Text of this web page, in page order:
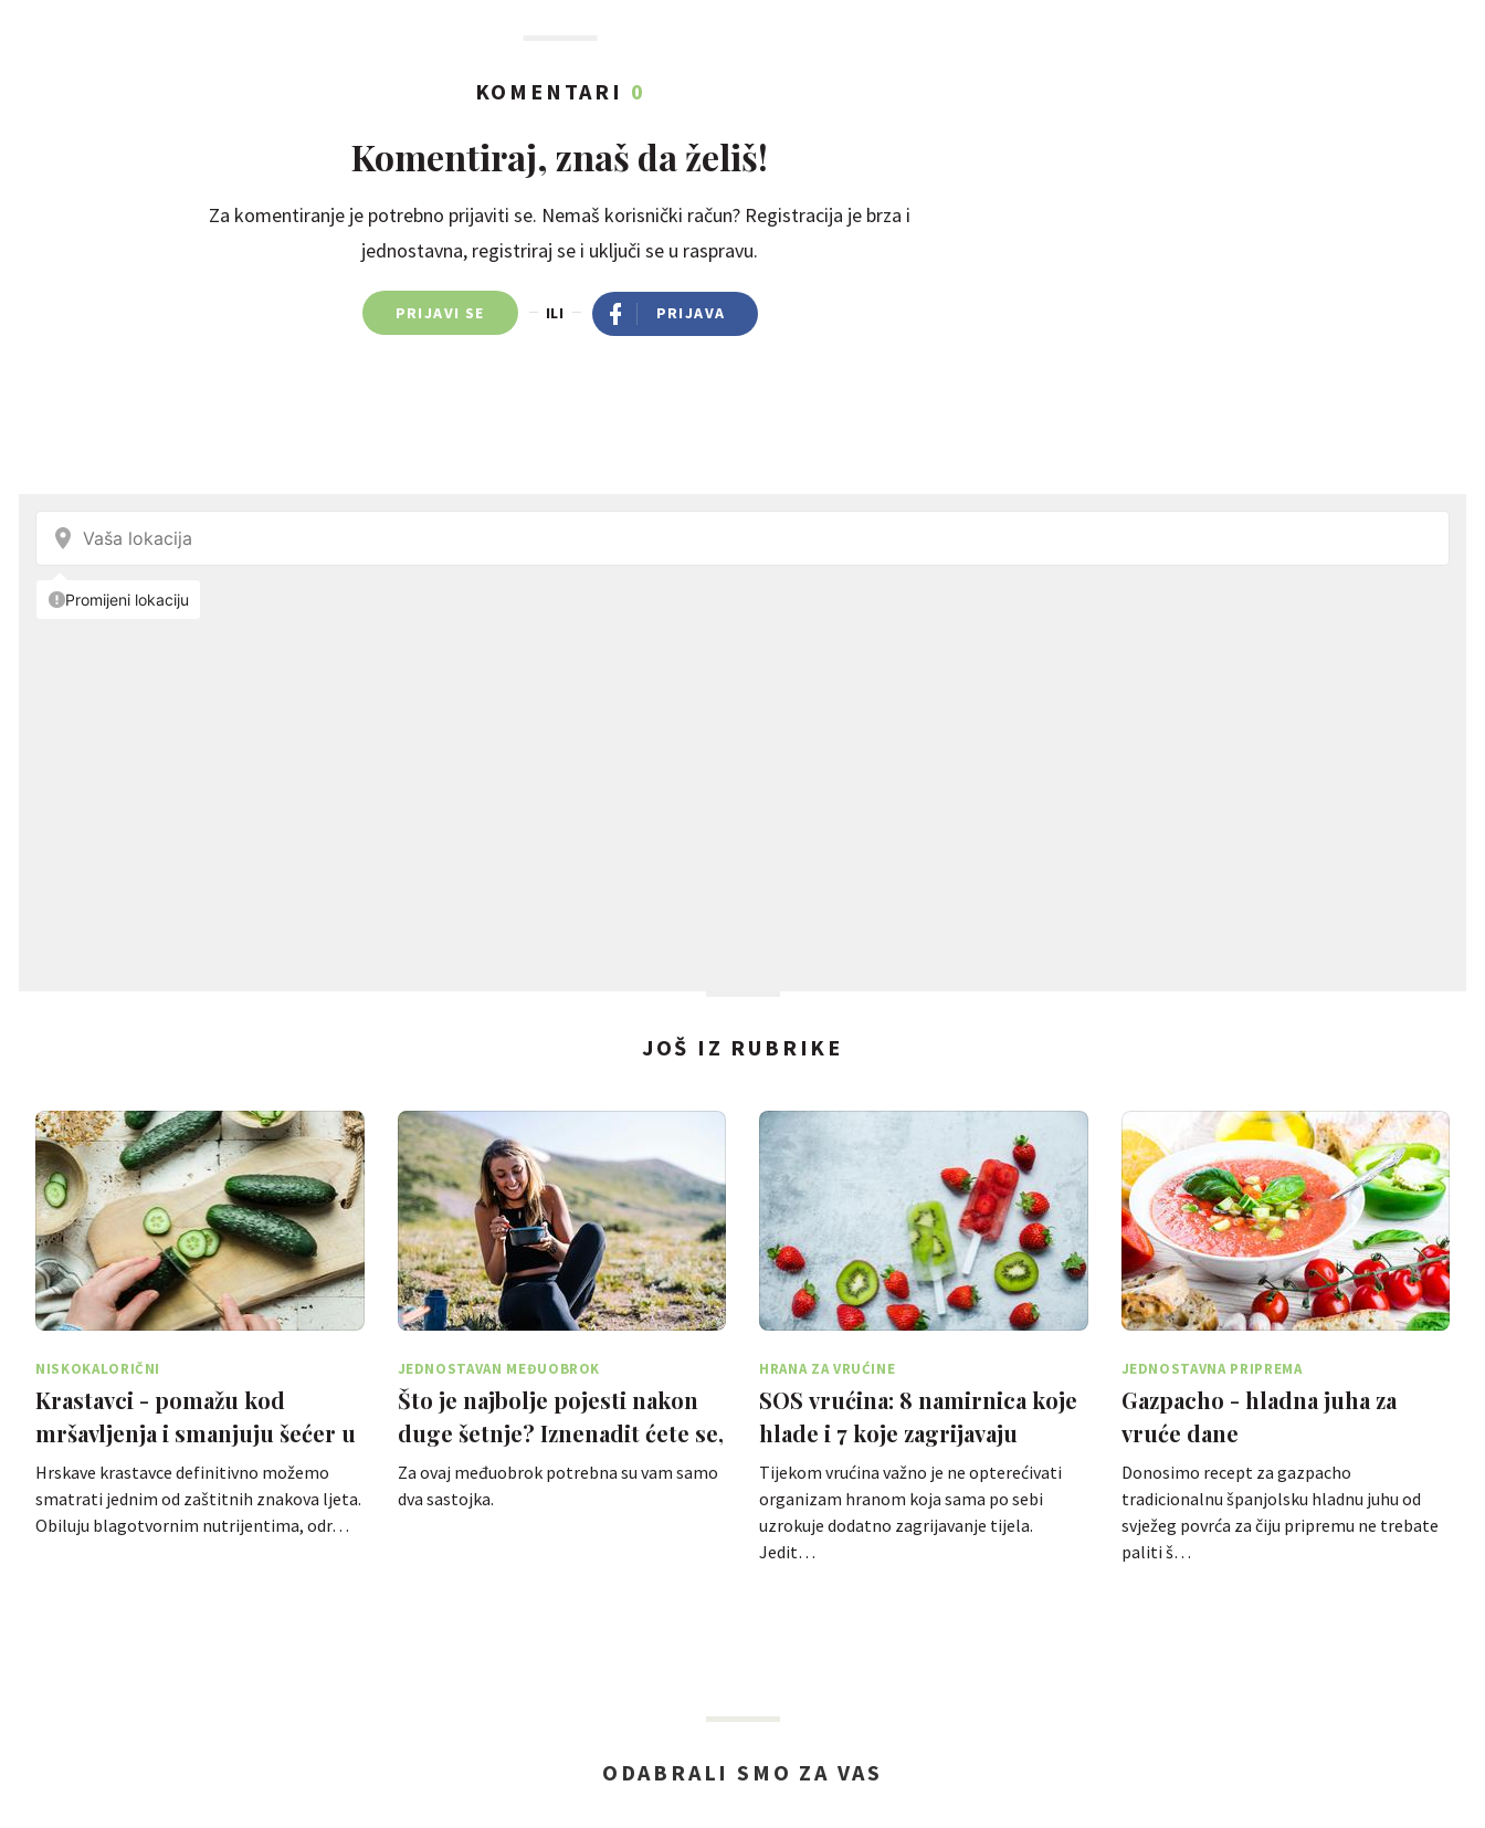
KOMENTARI 0
Komentiraj, znaš da želiš!
Za komentiranje je potrebno prijaviti se. Nemaš korisnički račun? Registracija je brza i
jednostavna, registriraj se i uključi se u raspravu.
PRIJAVI SE ILI PRIJAVA
JOŠ IZ RUBRIKE
NISKOKALORIČNI
Krastavci - pomažu kod
mršavljenja i smanjuju šećer u
krvi
Hrskave krastavce definitivno možemo
smatrati jednim od zaštitnih znakova ljeta.
Obiluju blagotvornim nutrijentima, odr…
JEDNOSTAVAN MEĐUOBROK
Što je najbolje pojesti nakon
duge šetnje? Iznenadit ćete se,
ali to nije prote…
Za ovaj međuobrok potrebna su vam samo
dva sastojka.
HRANA ZA VRUĆINE
SOS vrućina: 8 namirnica koje
hlade i 7 koje zagrijavaju
Tijekom vrućina važno je ne opterećivati
organizam hranom koja sama po sebi
uzrokuje dodatno zagrijavanje tijela.
Jedit…
JEDNOSTAVNA PRIPREMA
Gazpacho - hladna juha za
vruće dane
Donosimo recept za gazpacho
tradicionalnu španjolsku hladnu juhu od
svježeg povrća za čiju pripremu ne trebate
paliti š…